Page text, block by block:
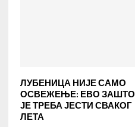
ЛУБЕНИЦА НИЈЕ САМО
ОСВЕЖЕЊЕ: ЕВО ЗАШТО
ЈЕ ТРЕБА ЈЕСТИ СВАКОГ
ЛЕТА